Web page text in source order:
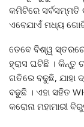
କମିଟିରେ ସର୍ବସମ୍ମତି
ଏବେଯାଏଁ ମଧ୍ୟ
ତେବେ ବିଶ୍ୱ ସ୍ତରରେ
ହ୍ରାସ ଘଟିଛି । କିନ୍ତୁ
ଗତିରେ ବଢୁଛି, ଯାହା
ବଢୁଛି । ଏହା ସହିତ
କରୋନା ମହାମାରୀ